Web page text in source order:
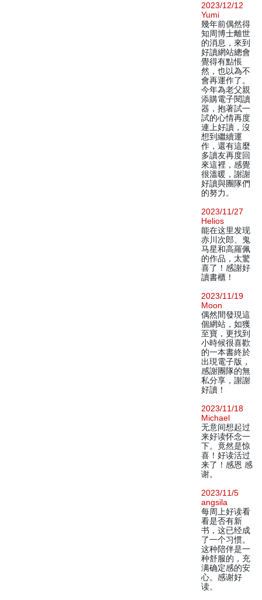
2023/12/12
Yumi
幾年前偶然得
知周博士離世
的消息，來到
好讀網站總會
覺得有點悵
然，也以為不
會再運作了。
今年為老父親
添購電子閱讀
器，抱著試一
試的心情再度
連上好讀，沒
想到繼續運
作，還有這麼
多讀友再度回
來這裡，感覺
很溫暖，謝謝
好讀與團隊們
的努力。
2023/11/27
Helios
能在这里发现
赤川次郎、鬼
马星和高羅佩
的作品，太驚
喜了！感謝好
讀書櫃！
2023/11/19
Moon
偶然間發現這
個網站，如獲
至寶，更找到
小時候很喜歡
的一本書終於
出現電子版，
感謝團隊的無
私分享，謝謝
好讀！
2023/11/18
Michael
无意间想起过
来好读怀念一
下。竟然是惊
喜！好读活过
来了！感恩 感
谢。
2023/11/5
angsila
每周上好读看
看是否有新
书，这已经成
了一个习惯。
这种陪伴是一
种舒服的，充
满确定感的安
心。感谢好
读。